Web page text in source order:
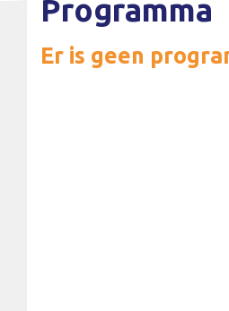
Programma
Er is geen